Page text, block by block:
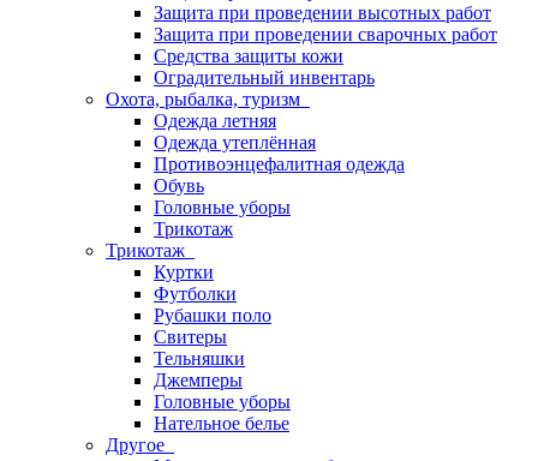
Защита при проведении высотных работ
Защита при проведении сварочных работ
Средства защиты кожи
Оградительный инвентарь
Охота, рыбалка, туризм
Одежда летняя
Одежда утеплённая
Противоэнцефалитная одежда
Обувь
Головные уборы
Трикотаж
Трикотаж
Куртки
Футболки
Рубашки поло
Свитеры
Тельняшки
Джемперы
Головные уборы
Нательное белье
Другое